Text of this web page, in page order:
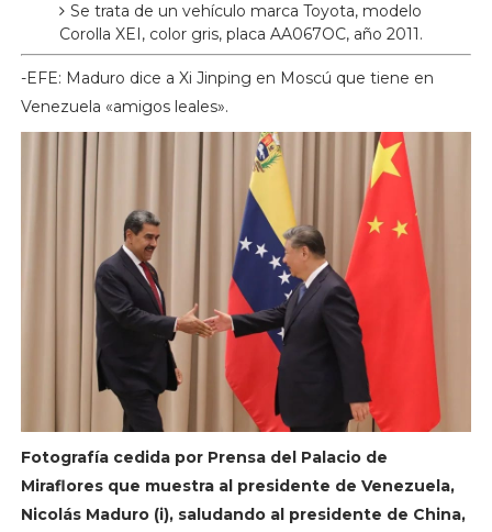
Se trata de un vehículo marca Toyota, modelo
Corolla XEI, color gris, placa AA067OC, año 2011.
-EFE: Maduro dice a Xi Jinping en Moscú que tiene en
Venezuela «amigos leales».
Fotografía cedida por Prensa del Palacio de
Miraflores que muestra al presidente de Venezuela,
Nicolás Maduro (i), saludando al presidente de China,